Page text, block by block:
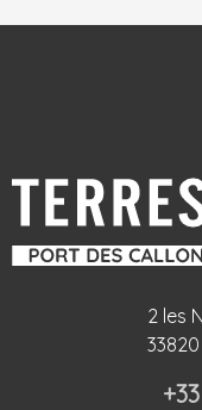
2 les